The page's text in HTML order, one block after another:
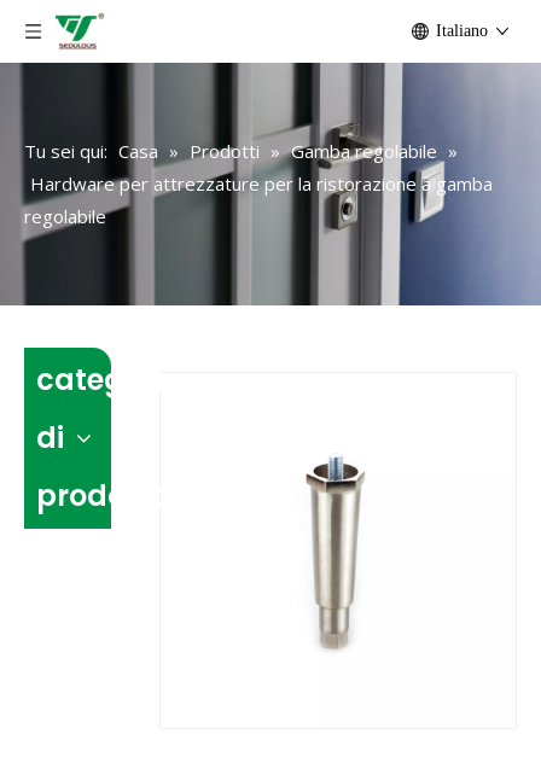
Italiano
Tu sei qui: Casa » Prodotti » Gamba regolabile »
Hardware per attrezzature per la ristorazione a gamba
regolabile
categoria
di
prodotto